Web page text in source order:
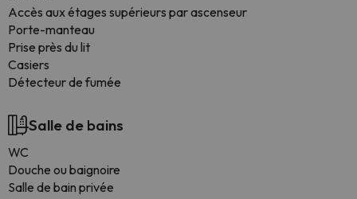
Accès aux étages supérieurs par ascenseur
Porte-manteau
Prise près du lit
Casiers
Détecteur de fumée
Salle de bains
WC
Douche ou baignoire
Salle de bain privée